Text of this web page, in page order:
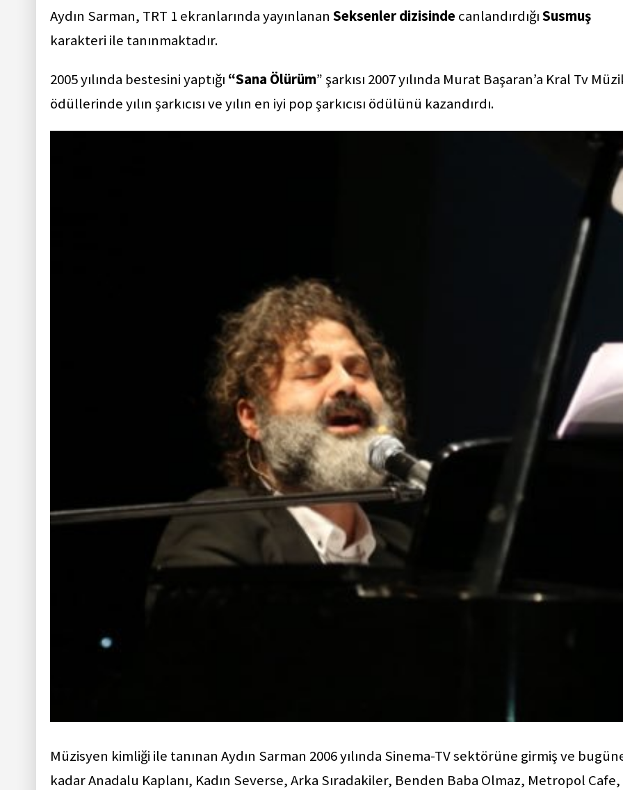
Aydın Sarman, TRT 1 ekranlarında yayınlanan Seksenler dizisindecanlandırdığıSusmuş
karakteri ile tanınmaktadır.
2005 yılında bestesini yaptığı “Sana Ölürüm” şarkısı 2007 yılında Murat Başaran’a Kral Tv
ödüllerinde yılın şarkıcısı ve yılın en iyi pop şarkıcısı ödülünü kazandırdı.
Müzisyen kimliği ile tanınan Aydın Sarman 2006 yılında Sinema-TV sektörüne girmiş ve
kadar Anadalu Kaplanı, Kadın Severse, Arka Sıradakiler, Benden Baba Olmaz, Metropol Cafe,